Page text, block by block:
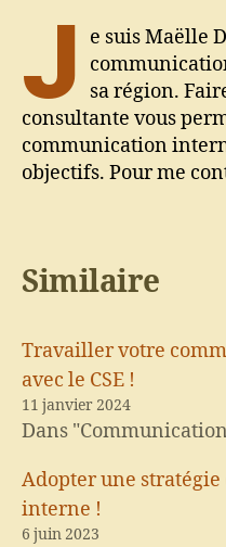
J
e suis Maëlle
sa région.
consultante vous
communication
objectifs. Pour me
Similaire
Travailler votre
avec le CSE !
11 janvier 2024
Dans
Adopter une
interne !
6 juin 2023